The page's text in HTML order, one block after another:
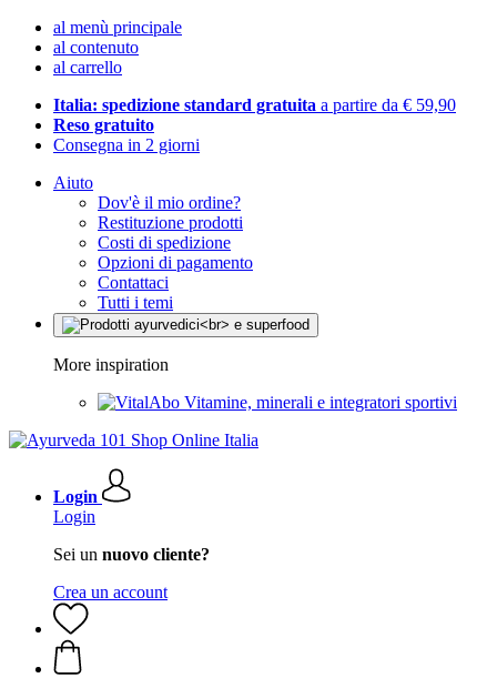
al menù principale
al contenuto
al carrello
Italia: spedizione standard gratuita a partire da € 59,90
Reso gratuito
Consegna in 2 giorni
Aiuto
Dov'è il mio ordine?
Restituzione prodotti
Costi di spedizione
Opzioni di pagamento
Contattaci
Tutti i temi
More inspiration
Vitamine, minerali e integratori sportivi
Login
Login
Sei un nuovo cliente?
Crea un account